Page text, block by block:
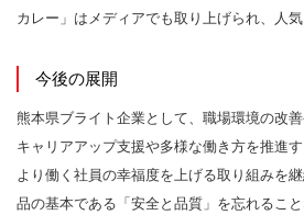
カレー」はメディアでも取り上げられ、人気
今後の展開
熊本県ブライト企業として、職場環境の改
キャリアアップ支援や多様な働き方を推進
より働く社員の幸福度を上げる取り組みを
品の基本である「安全と品質」を忘れるこ